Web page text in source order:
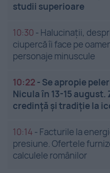
studii superioare
10:30 - Halucinații,
ciupercă îi face pe
personaje minuscule
10:22 - Se apropie
Nicula în 13-15
credință și tradiție la
10:14 - Facturile la
presiune. Ofertele
calculele românilor